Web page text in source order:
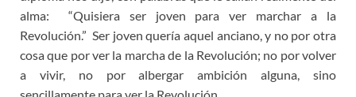
alma: “Quisiera ser joven para ver marchar a la
Revolución.” Ser joven quería aquel anciano, y no por otra
cosa que por ver la marcha de la Revolución; no por volver
a vivir, no por albergar ambición alguna, sino